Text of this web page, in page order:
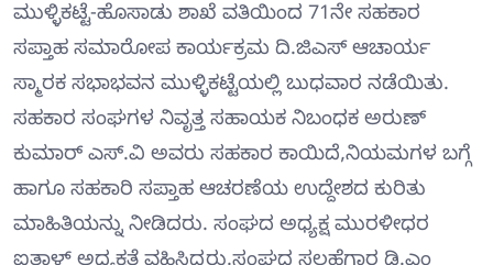
ಮುಳ್ಳಿಕಟ್ಟೆ-ಹೊಸಾಡು ಶಾಖೆ ವತಿಯಿಂದ 71ನೇ ಸಹಕಾರ
ಸಪ್ತಾಹ ಸಮಾರೋಪ ಕಾರ್ಯಕ್ರಮ ದಿ.ಜಿಎಸ್ ಆಚಾರ್ಯ
ಸ್ಮಾರಕ ಸಭಾಭವನ ಮುಳ್ಳಿಕಟ್ಟೆಯಲ್ಲಿ ಬುಧವಾರ ನಡೆಯಿತು.
ಸಹಕಾರ ಸಂಘಗಳ ನಿವೃತ್ತ ಸಹಾಯಕ ನಿಬಂಧಕ ಅರುಣ್
ಕುಮಾರ್ ಎಸ್.ವಿ ಅವರು ಸಹಕಾರ ಕಾಯಿದೆ,ನಿಯಮಗಳ ಬಗ್ಗೆ
ಹಾಗೂ ಸಹಕಾರಿ ಸಪ್ತಾಹ ಆಚರಣೆಯ ಉದ್ದೇಶದ ಕುರಿತು
ಮಾಹಿತಿಯನ್ನು ನೀಡಿದರು. ಸಂಘದ ಅಧ್ಯಕ್ಷ ಮುರಳೀಧರ